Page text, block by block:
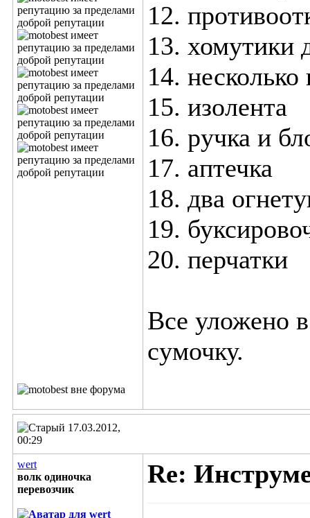
12.
13. хомутики
14.
15. изолента
16. ручка и
17. аптечка
18. два
19.
20. перчатки
Все уложено
сумочку.
17.03.2012,
00:29
wert
волк одиночка
перевозчик
Re: